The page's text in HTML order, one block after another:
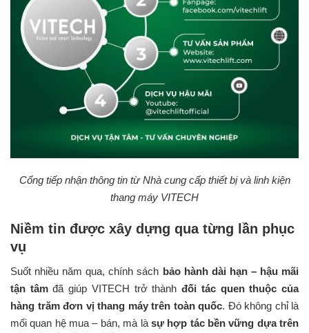
Cổng tiếp nhận thông tin từ Nhà cung cấp thiết bị và linh kiện
thang máy VITECH
Niềm tin được xây dựng qua từng lần phục
vụ
Suốt nhiều năm qua, chính sách bảo hành dài hạn – hậu mãi
tận tâmđã giúp VITECH trở thànhđối tác quen thuộc của
hàng trăm đơn vị thang máy trên toàn quốc. Đó không chỉ là
mối quan hệ mua – bán, mà là sự hợp tác bền vững dựa trên